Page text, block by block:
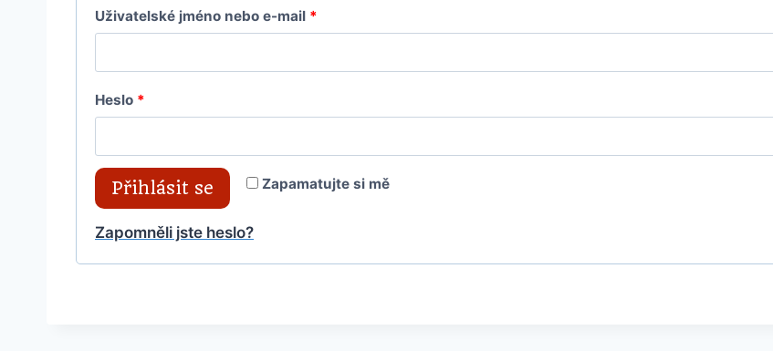
Uživatelské jméno nebo e-mail *
Heslo *
Zapamatujte si mě
Přihlásit se
Zapomněli jste heslo?